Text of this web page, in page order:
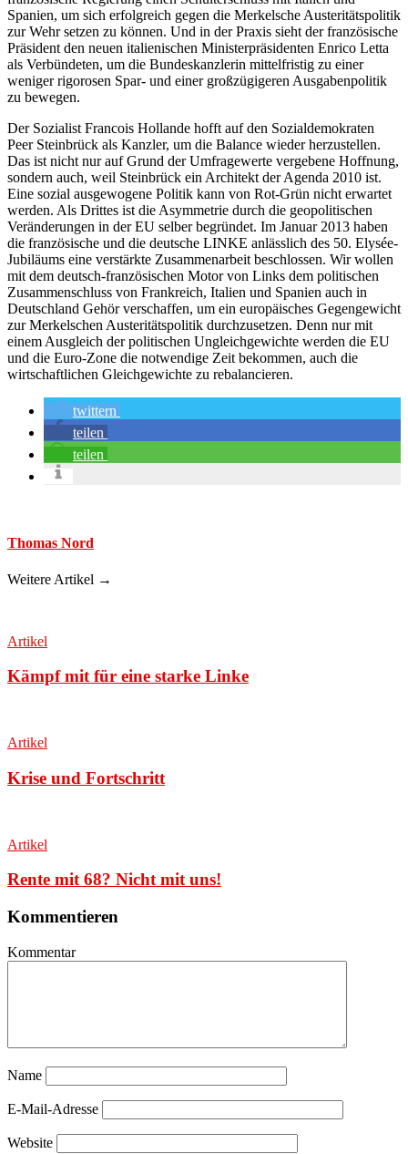
Spanien, um sich erfolgreich gegen die Merkelsche Austeritätspolitik
zur Wehr setzen zu können. Und in der Praxis sieht der französische
Präsident den neuen italienischen Ministerpräsidenten Enrico Letta
als Verbündeten, um die Bundeskanzlerin mittelfristig zu einer
weniger rigorosen Spar- und einer großzügigeren Ausgabenpolitik
zu bewegen.
Der Sozialist Francois Hollande hofft auf den Sozialdemokraten
Peer Steinbrück als Kanzler, um die Balance wieder herzustellen.
Das ist nicht nur auf Grund der Umfragewerte vergebene Hoffnung,
sondern auch, weil Steinbrück ein Architekt der Agenda 2010 ist.
Eine sozial ausgewogene Politik kann von Rot-Grün nicht erwartet
werden. Als Drittes ist die Asymmetrie durch die geopolitischen
Veränderungen in der EU selber begründet. Im Januar 2013 haben
die französische und die deutsche LINKE anlässlich des 50. Elysée-
Jubiläums eine verstärkte Zusammenarbeit beschlossen. Wir wollen
mit dem deutsch-französischen Motor von Links dem politischen
Zusammenschluss von Frankreich, Italien und Spanien auch in
Deutschland Gehör verschaffen, um ein europäisches Gegengewicht
zur Merkelschen Austeritätspolitik durchzusetzen. Denn nur mit
einem Ausgleich der politischen Ungleichgewichte werden die EU
und die Euro-Zone die notwendige Zeit bekommen, auch die
wirtschaftlichen Gleichgewichte zu rebalancieren.
twittern
teilen
teilen
Thomas Nord
Weitere Artikel →
Artikel
Kämpf mit für eine starke Linke
Artikel
Krise und Fortschritt
Artikel
Rente mit 68? Nicht mit uns!
Kommentieren
Kommentar
Name
E-Mail-Adresse
Website